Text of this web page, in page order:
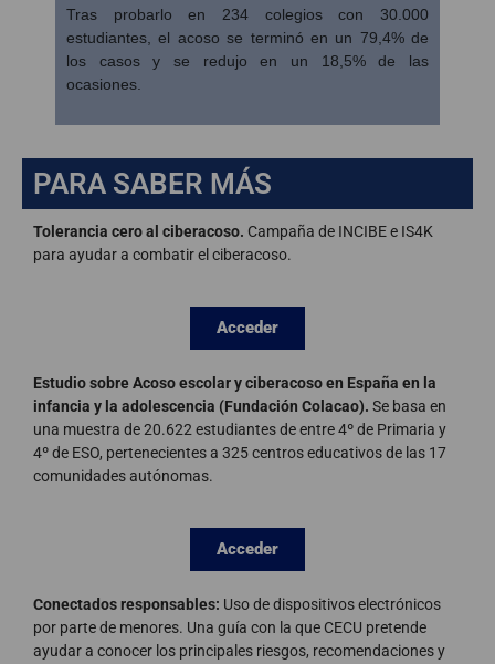
Tras probarlo en 234 colegios con 30.000
estudiantes, el acoso se terminó en un 79,4% de
los casos y se redujo en un 18,5% de las
ocasiones.
PARA SABER MÁS
Tolerancia cero al ciberacoso. Campaña de INCIBE e IS4K
para ayudar a combatir el ciberacoso.
Acceder
Estudio sobre Acoso escolar y ciberacoso en España en la
infancia y la adolescencia (Fundación Colacao). Se basa en
una muestra de 20.622 estudiantes de entre 4º de Primaria y
4º de ESO, pertenecientes a 325 centros educativos de las 17
comunidades autónomas.
Acceder
Conectados responsables: Uso de dispositivos electrónicos
por parte de menores. Una guía con la que CECU pretende
ayudar a conocer los principales riesgos, recomendaciones y